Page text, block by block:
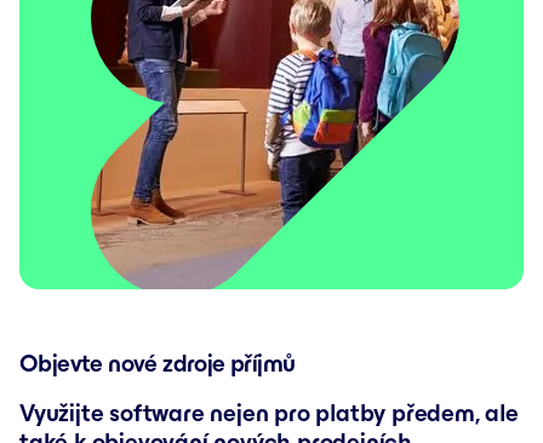
Objevte nové zdroje příjmů
Využijte software nejen pro platby předem, ale